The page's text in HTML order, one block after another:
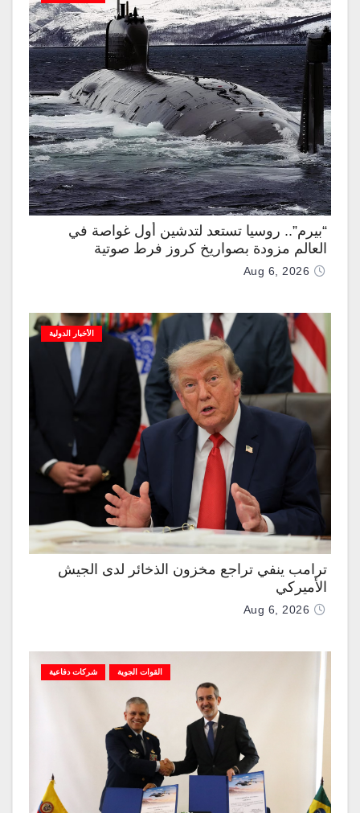
“بيرم”.. روسيا تستعد لتدشين أول غواصة في
العالم مزودة بصواريخ كروز فرط صوتية
Aug 6, 2026
الأخبار الدولية
ترامب ينفي تراجع مخزون الذخائر لدى الجيش
الأميركي
Aug 6, 2026
القوات الجوية شركات دفاعية